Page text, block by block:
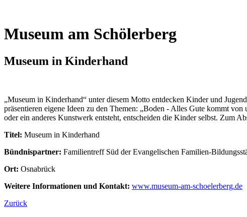
Museum am Schölerberg
Museum in Kinderhand
„Museum in Kinderhand“ unter diesem Motto entdecken Kinder und
präsentieren eigene Ideen zu den Themen: „Boden - Alles Gute kommt
oder ein anderes Kunstwerk entsteht, entscheiden die Kinder selbst. Zum
Titel: Museum in Kinderhand
Bündnispartner: Familientreff Süd der Evangelischen Familien-
Ort: Osnabrück
Weitere Informationen und Kontakt: www.museum-am-schoelerberg.de
Zurück